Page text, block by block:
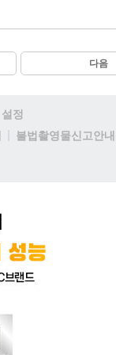
다음
설정
불법촬영물신고안내